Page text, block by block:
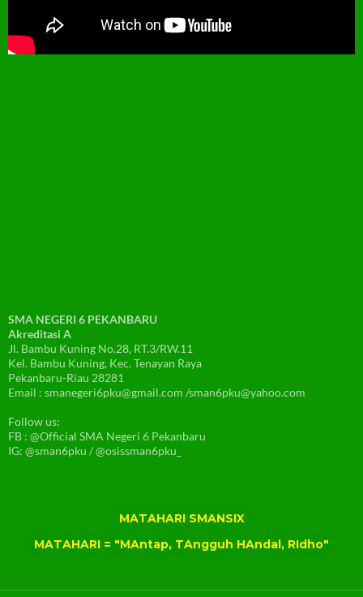
SMA NEGERI 6 PEKANBARU
Akreditasi A
Jl. Bambu Kuning No.28, RT.3/RW.11
Kel. Bambu Kuning, Kec. Tenayan Raya
Pekanbaru-Riau 28281
Email : smanegeri6pku@gmail.com /sman6pku@yahoo.com
Follow us:
FB : @Official SMA Negeri 6 Pekanbaru
IG: @sman6pku / @osissman6pku_
MATAHARI SMANSIX
MATAHARI = "MAntap, TAngguh HAndal, RIdho"